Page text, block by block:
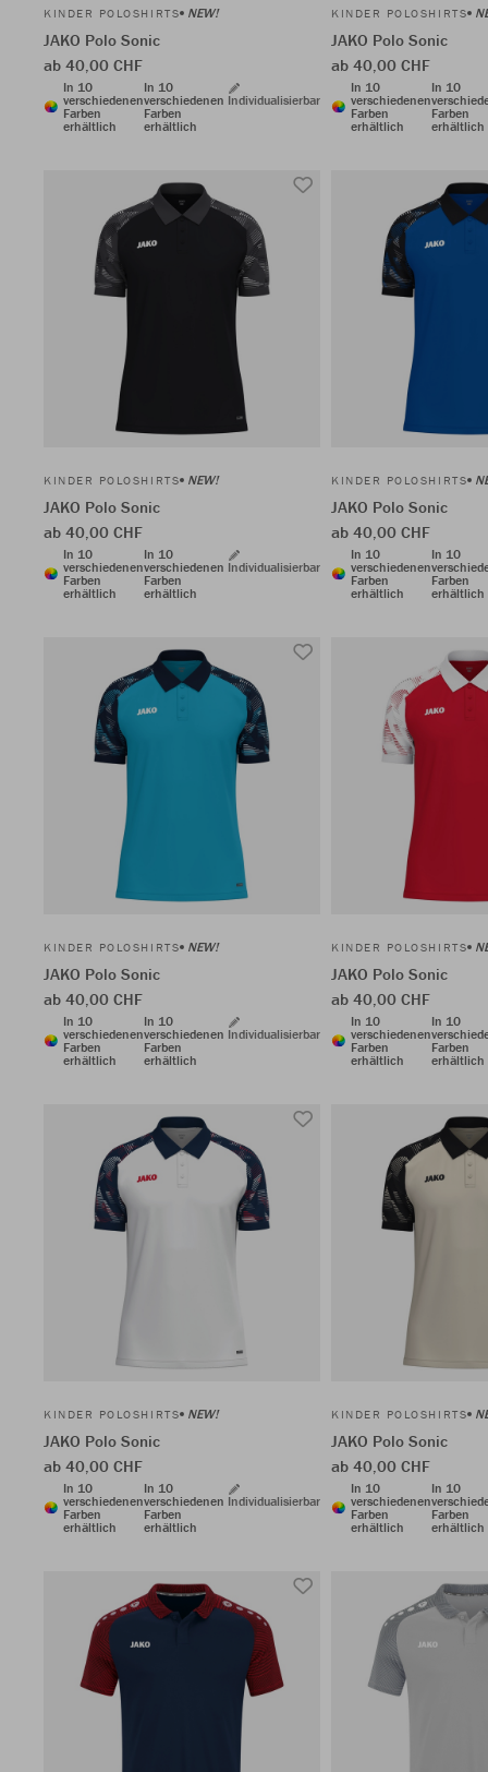
KINDER POLOSHIRTS NEW!
JAKO Polo Sonic
ab 40,00 CHF
In 10
verschiedenen
Farben
erhältlich
In 10
verschiedenen
Farben
erhältlich
Individualisierbar
KINDER POLOSHIRTS
JAKO Polo Sonic
ab 40,00 CHF
In 10
verschiedenen
Farben
erhältlich
In 10
Farben
erhältlich
KINDER POLOSHIRTS NEW!
JAKO Polo Sonic
ab 40,00 CHF
In 10
verschiedenen
Farben
erhältlich
In 10
verschiedenen
Farben
erhältlich
Individualisierbar
KINDER POLOSHIRTS
JAKO Polo Sonic
ab 40,00 CHF
In 10
verschiedenen
Farben
erhältlich
In 10
Farben
erhältlich
KINDER POLOSHIRTS NEW!
JAKO Polo Sonic
ab 40,00 CHF
In 10
verschiedenen
Farben
erhältlich
In 10
verschiedenen
Farben
erhältlich
Individualisierbar
KINDER POLOSHIRTS
JAKO Polo Sonic
ab 40,00 CHF
In 10
verschiedenen
Farben
erhältlich
In 10
Farben
erhältlich
KINDER POLOSHIRTS NEW!
JAKO Polo Sonic
ab 40,00 CHF
In 10
verschiedenen
Farben
erhältlich
In 10
verschiedenen
Farben
erhältlich
Individualisierbar
KINDER POLOSHIRTS
JAKO Polo Sonic
ab 40,00 CHF
In 10
verschiedenen
Farben
erhältlich
In 10
Farben
erhältlich